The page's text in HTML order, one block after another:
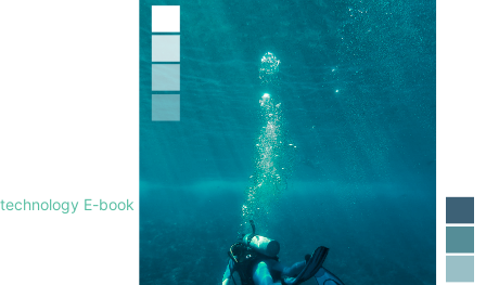
technology E-book